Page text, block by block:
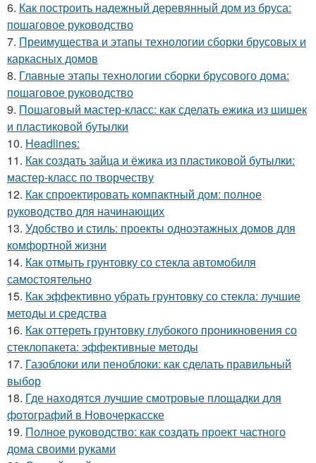
6. Как построить надежный деревянный дом из бруса:
пошаговое руководство
7. Преимущества и этапы технологии сборки брусовых и
каркасных домов
8. Главные этапы технологии сборки брусового дома:
пошаговое руководство
9. Пошаговый мастер-класс: как сделать ежика из шишек
и пластиковой бутылки
10. Headlines:
11. Как создать зайца и ёжика из пластиковой бутылки:
мастер-класс по творчеству
12. Как спроектировать компактный дом: полное
руководство для начинающих
13. Удобство и стиль: проекты одноэтажных домов для
комфортной жизни
14. Как отмыть грунтовку со стекла автомобиля
самостоятельно
15. Как эффективно убрать грунтовку со стекла: лучшие
методы и средства
16. Как оттереть грунтовку глубокого проникновения со
стеклопакета: эффективные методы
17. Газоблоки или пеноблоки: как сделать правильный
выбор
18. Где находятся лучшие смотровые площадки для
фотографий в Новочеркасске
19. Полное руководство: как создать проект частного
дома своими руками